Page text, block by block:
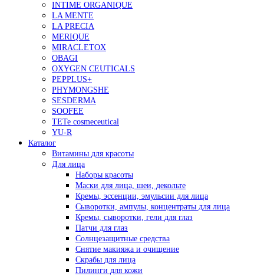
INTIME ORGANIQUE
LA MENTE
LA PRECIA
MERIQUE
MIRACLETOX
OBAGI
OXYGEN CEUTICALS
PEPPLUS+
PHYMONGSHE
SESDERMA
SOOFEE
TETe cosmeceutical
YU-R
Каталог
Витамины для красоты
Для лица
Наборы красоты
Маски для лица, шеи, декольте
Кремы, эссенции, эмульсии для лица
Сыворотки, ампулы, концентраты для лица
Кремы, сыворотки, гели для глаз
Патчи для глаз
Солнцезащитные средства
Снятие макияжа и очищение
Скрабы для лица
Пилинги для кожи